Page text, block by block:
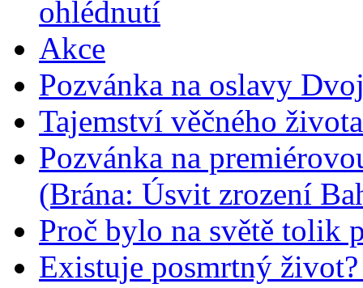
ohlédnutí
Akce
Pozvánka na oslavy
Tajemství věčného života
Pozvánka na
(Brána: Úsvit zrození
Proč bylo na světě tolik
Existuje posmrtný